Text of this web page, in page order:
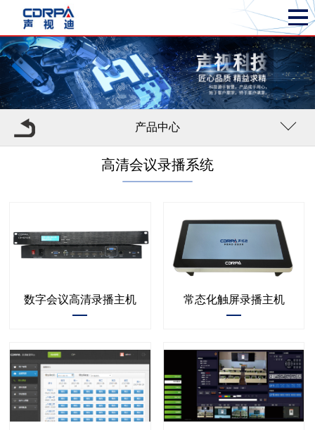
产品中心
高清会议录播系统
数字会议高清录播主机 常态化触屏录播主机